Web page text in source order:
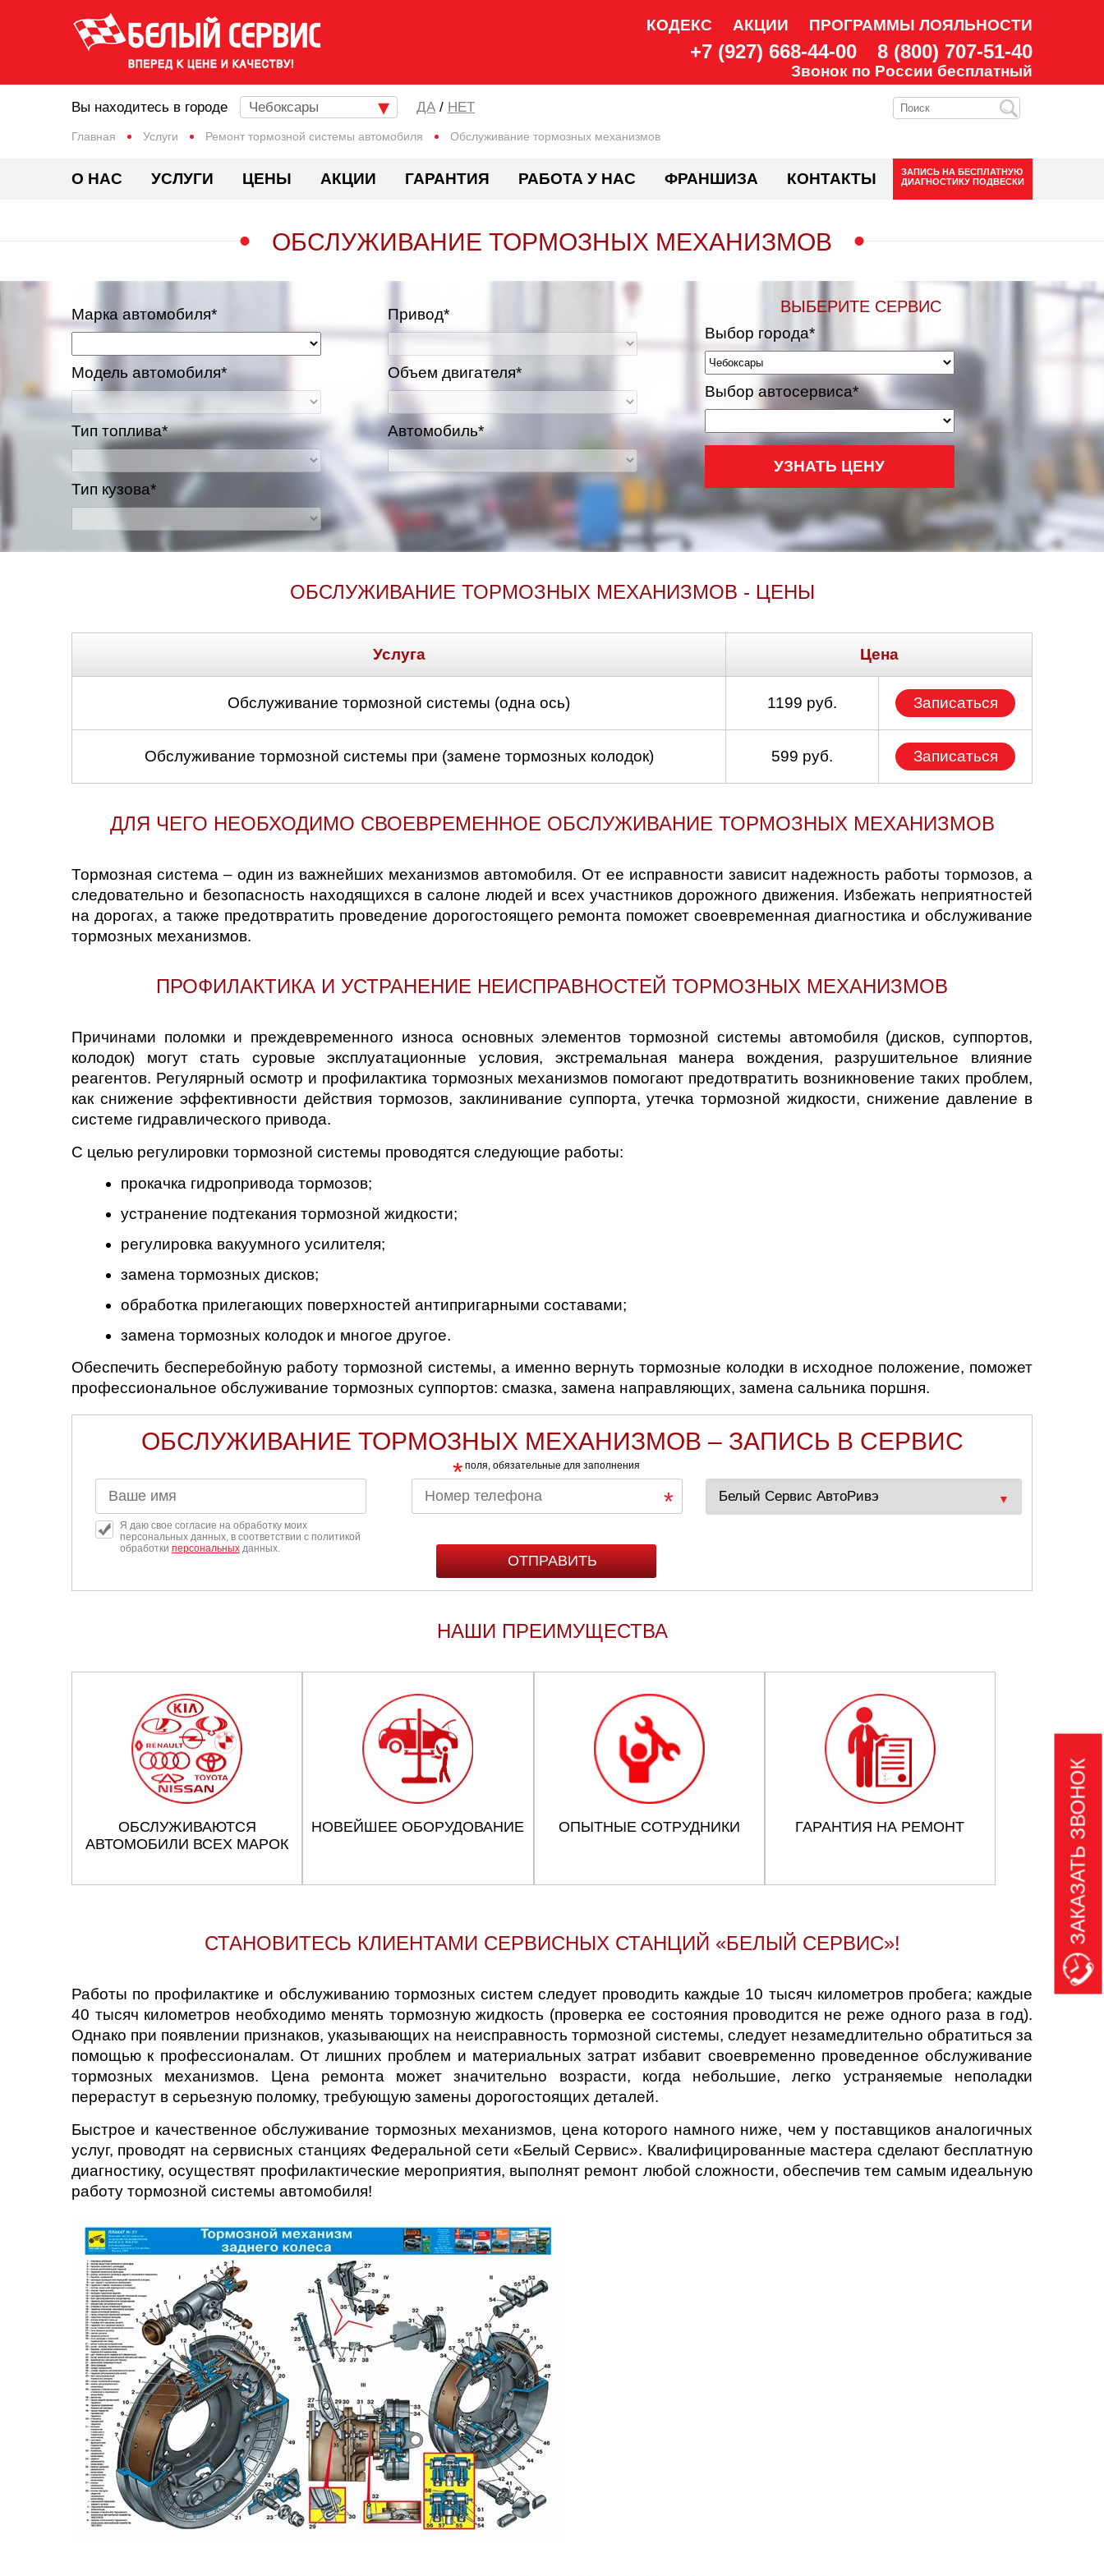
КОДЕКС АКЦИИ ПРОГРАММЫ ЛОЯЛЬНОСТИ
+7 (927) 668-44-00 8 (800) 707-51-40
Звонок по России бесплатный
Главная Услуги Ремонт тормозной системы автомобиля Обслуживание тормозных механизмов
Вы находитесь в городе Чебоксары / НЕТ
О НАС УСЛУГИ ЦЕНЫ АКЦИИ ГАРАНТИЯ РАБОТА У НАС ФРАНШИЗА КОНТАКТЫ ЗАПИСЬ НА БЕСПЛАТНУЮ
ДИАГНОСТИКУ ПОДВЕСКИ
ОБСЛУЖИВАНИЕ ТОРМОЗНЫХ МЕХАНИЗМОВ
Марка автомобиля*
Модель автомобиля*
Тип топлива*
Тип кузова*
Привод*
Объем двигателя*
Автомобиль*
ВЫБЕРИТЕ СЕРВИС
Выбор города*
Выбор автосервиса*
УЗНАТЬ ЦЕНУ
ОБСЛУЖИВАНИЕ ТОРМОЗНЫХ МЕХАНИЗМОВ - ЦЕНЫ
Услуга Цена
Обслуживание тормозной системы (одна ось) 1199 руб. Записаться
Обслуживание тормозной системы при (замене тормозных колодок) 599 руб. Записаться
ДЛЯ ЧЕГО НЕОБХОДИМО СВОЕВРЕМЕННОЕ ОБСЛУЖИВАНИЕ ТОРМОЗНЫХ МЕХАНИЗМОВ
Тормозная система – один из важнейших механизмов автомобиля. От ее исправности зависит надежность работы тормозов, а
следовательно и безопасность находящихся в салоне людей и всех участников дорожного движения. Избежать неприятностей
на дорогах, а также предотвратить проведение дорогостоящего ремонта поможет своевременная диагностика и обслуживание
тормозных механизмов.
ПРОФИЛАКТИКА И УСТРАНЕНИЕ НЕИСПРАВНОСТЕЙ ТОРМОЗНЫХ МЕХАНИЗМОВ
Причинами поломки и преждевременного износа основных элементов тормозной системы автомобиля (дисков, суппортов,
колодок) могут стать суровые эксплуатационные условия, экстремальная манера вождения, разрушительное влияние
реагентов. Регулярный осмотр и профилактика тормозных механизмов помогают предотвратить возникновение таких проблем,
как снижение эффективности действия тормозов, заклинивание суппорта, утечка тормозной жидкости, снижение давление в
системе гидравлического привода.
С целью регулировки тормозной системы проводятся следующие работы:
прокачка гидропривода тормозов;
устранение подтекания тормозной жидкости;
регулировка вакуумного усилителя;
замена тормозных дисков;
обработка прилегающих поверхностей антипригарными составами;
замена тормозных колодок и многое другое.
Обеспечить бесперебойную работу тормозной системы, а именно вернуть тормозные колодки в исходное положение, поможет
профессиональное обслуживание тормозных суппортов: смазка, замена направляющих, замена сальника поршня.
ОБСЛУЖИВАНИЕ ТОРМОЗНЫХ МЕХАНИЗМОВ – ЗАПИСЬ В СЕРВИС
* поля, обязательные для заполнения
Я даю свое согласие на обработку моих
персональных данных, в соответствии с политикой
обработки персональных данных.
НАШИ ПРЕИМУЩЕСТВА
ОБСЛУЖИВАЮТСЯ
АВТОМОБИЛИ ВСЕХ МАРОК
НОВЕЙШЕЕ ОБОРУДОВАНИЕ ОПЫТНЫЕ СОТРУДНИКИ ГАРАНТИЯ НА РЕМОНТ
СТАНОВИТЕСЬ КЛИЕНТАМИ СЕРВИСНЫХ СТАНЦИЙ «БЕЛЫЙ СЕРВИС»!
Работы по профилактике и обслуживанию тормозных систем следует проводить каждые 10 тысяч километров пробега; каждые
40 тысяч километров необходимо менять тормозную жидкость (проверка ее состояния проводится не реже одного раза в год).
Однако при появлении признаков, указывающих на неисправность тормозной системы, следует незамедлительно обратиться за
помощью к профессионалам. От лишних проблем и материальных затрат избавит своевременно проведенное обслуживание
тормозных механизмов. Цена ремонта может значительно возрасти, когда небольшие, легко устраняемые неполадки
перерастут в серьезную поломку, требующую замены дорогостоящих деталей.
Быстрое и качественное обслуживание тормозных механизмов, цена которого намного ниже, чем у поставщиков аналогичных
услуг, проводят на сервисных станциях Федеральной сети «Белый Сервис». Квалифицированные мастера сделают бесплатную
диагностику, осуществят профилактические мероприятия, выполнят ремонт любой сложности, обеспечив тем самым идеальную
работу тормозной системы автомобиля!
ЗАКАЗАТЬ ЗВОНОК